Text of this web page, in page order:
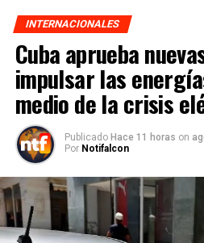
INTERNACIONALES
Cuba aprueba
impulsar las
medio de la crisis
Publicado Hace 11 horas on
Por Notifalcon